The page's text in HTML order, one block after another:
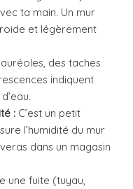
ta main. Un mur
et légèrement
des taches
indiquent
: C’est un petit
l’humidité du mur
dans un magasin
une fuite (tuyau,